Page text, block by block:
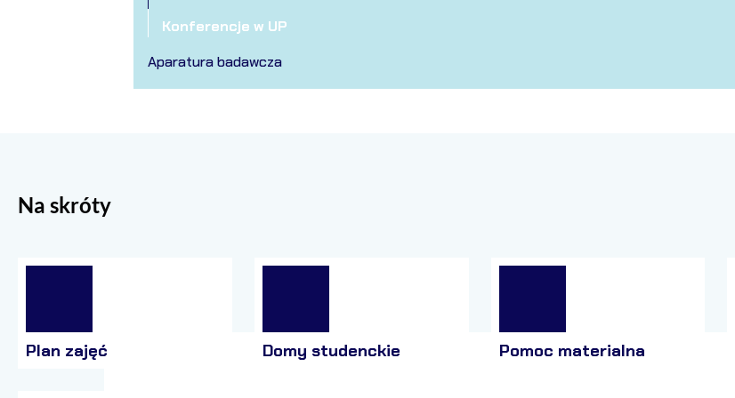
Konferencje w UP
Aparatura badawcza
Na skróty
Plan zajęć Domy studenckie Pomoc materialna